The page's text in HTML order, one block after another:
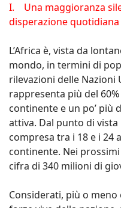
I. Una maggioranza
disperazione quotidiana
L’Africa è, vista da
mondo, in termini di
rilevazioni delle Nazioni
rappresenta più del
continente e un po’ più
attiva. Dal punto di
compresa tra i 18 e i 24
continente. Nei
cifra di 340 milioni di
Considerati, più o